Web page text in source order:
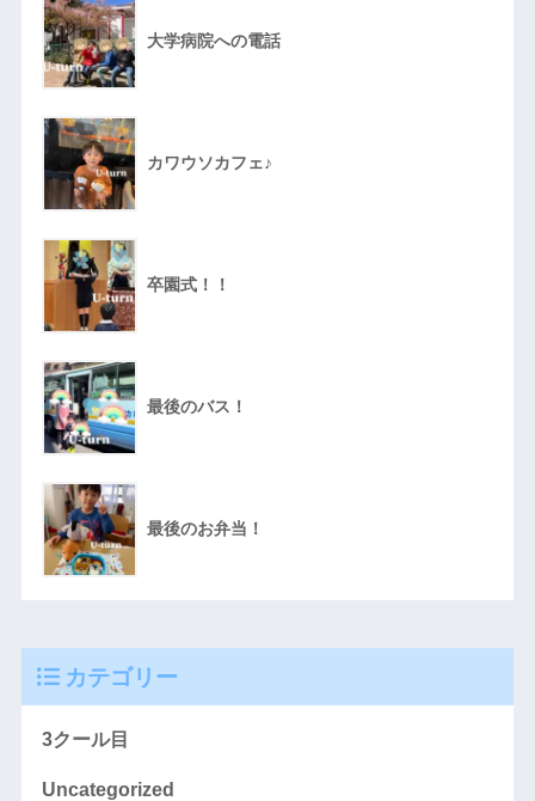
大学病院への電話
カワウソカフェ♪
卒園式！！
最後のバス！
最後のお弁当！
カテゴリー
3クール目
Uncategorized